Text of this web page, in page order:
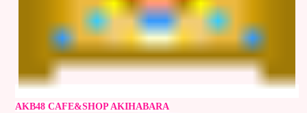
AKB48 CAFE&SHOP AKIHABARA